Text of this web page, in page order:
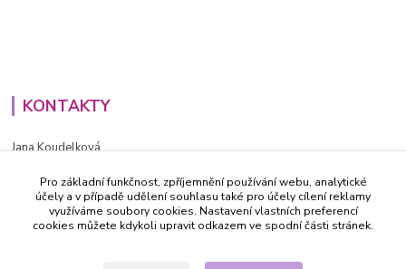
KONTAKTY
Jana Koudelková
PO - PÁ (8-16h)
info@decida.cz
Pro základní funkčnost, zpříjemnění používání webu, analytické
účely a v případě udělení souhlasu také pro účely cílení reklamy
využíváme soubory cookies. Nastavení vlastních preferencí
cookies můžete kdykoli upravit odkazem ve spodní části stránek.